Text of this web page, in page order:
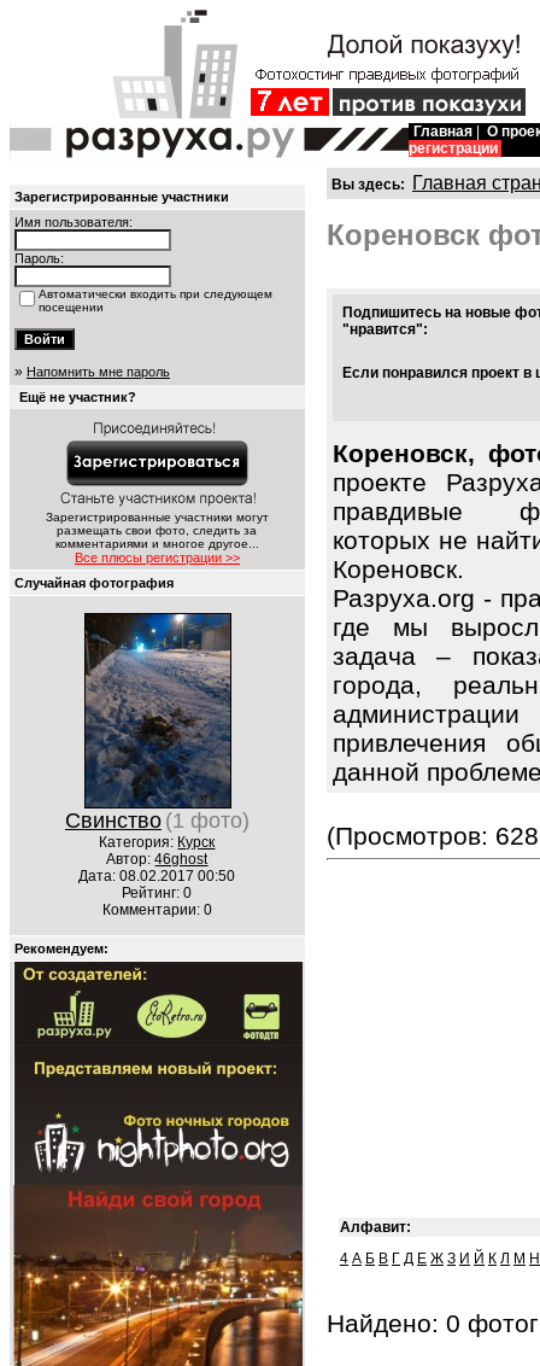
Главная
О
регистрации
Зарегистрированные участники
Имя пользователя:
Пароль:
Автоматически входить при следующем
посещении
» Напомнить мне пароль
Ещё не участник?
Зарегистрированные участники могут
размещать свои фото, следить за
комментариями и многое другое...
Все плюсы регистрации >>
Случайная фотография
Свинство (1 фото)
Категория: Курск
Автор:46ghost
Дата: 08.02.2017 00:50
Рейтинг: 0
Комментарии: 0
Рекомендуем:
Вы здесь: Главная
Кореновск
Подпишитесь на новые
"нравится":
Если понравился проект
Кореновск,
проекте
правдивые
которых не
Кореновск.
Разруха.org -
где мы
задача –
города,
привлечения
данной
(Просмотров:
Алфавит:
4 А Б В Г Д Е Ж З И Й К Л М Н
Найдено: 0